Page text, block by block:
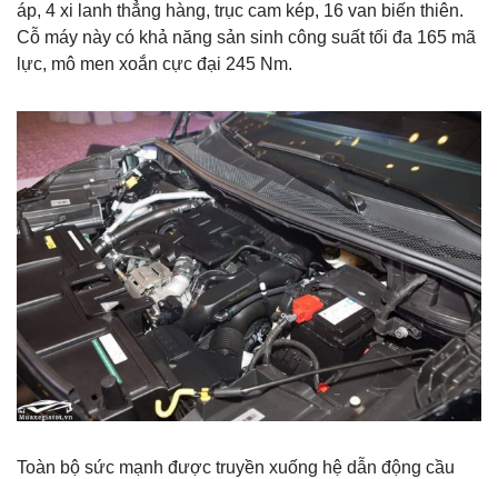
áp, 4 xi lanh thẳng hàng, trục cam kép, 16 van biến thiên.
Cỗ máy này có khả năng sản sinh công suất tối đa 165 mã
lực, mô men xoắn cực đại 245 Nm.
Toàn bộ sức mạnh được truyền xuống hệ dẫn động cầu